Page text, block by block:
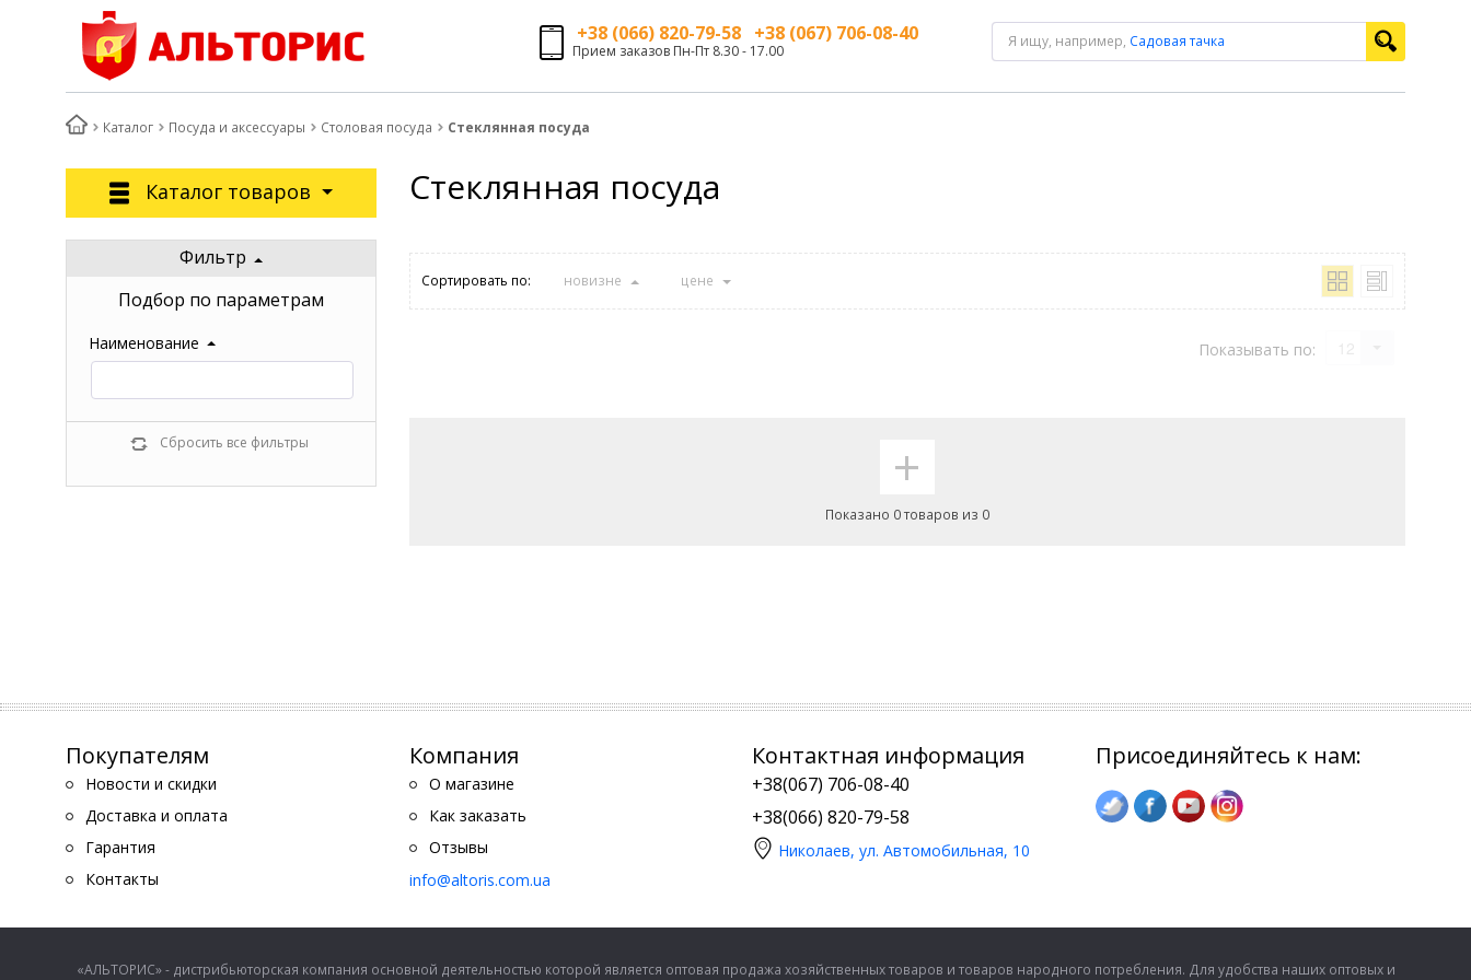
+38 (066) 820-79-58 +38 (067) 706-08-40
Прием заказов Пн-Пт 8.30 - 17.00
Я ищу, например, Садовая тачка
Каталог Посуда и аксессуары Столовая посуда Стеклянная посуда
Каталог товаров
Фильтр
Подбор по параметрам
Наименование
Сбросить все фильтры
Стеклянная посуда
Сортировать по: новизне цене
Показывать по:
+
Показано 0 товаров из 0
Покупателям
Новости и скидки
Доставка и оплата
Гарантия
Контакты
Компания
О магазине
Как заказать
Отзывы
info@altoris.com.ua
Контактная информация
+38(067) 706-08-40
+38(066) 820-79-58
Николаев, ул. Автомобильная, 10
Присоединяйтесь к нам:
«АЛЬТОРИС» - дистрибьюторская компания основной деятельностью которой является оптовая продажа хозяйственных товаров и товаров народного потребления. Для удобства наших оптовых и